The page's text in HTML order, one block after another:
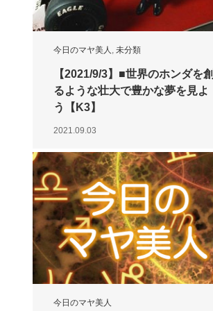
今日のマヤ美人 未分類
【2021/9/3】■世界のホンダを創
るような壮大で豊かな夢を見よ
う【K3】
2021.09.03
今日のマヤ美人